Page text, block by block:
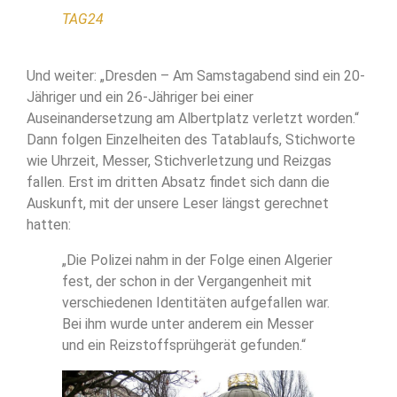
TAG24
Und weiter: „Dresden – Am Samstagabend sind ein 20-
Jähriger und ein 26-Jähriger bei einer
Auseinandersetzung am Albertplatz verletzt worden.“
Dann folgen Einzelheiten des Tatablaufs, Stichworte
wie Uhrzeit, Messer, Stichverletzung und Reizgas
fallen. Erst im dritten Absatz findet sich dann die
Auskunft, mit der unsere Leser längst gerechnet
hatten:
„Die Polizei nahm in der Folge einen Algerier
fest, der schon in der Vergangenheit mit
verschiedenen Identitäten aufgefallen war.
Bei ihm wurde unter anderem ein Messer
und ein Reizstoffsprühgerät gefunden.“